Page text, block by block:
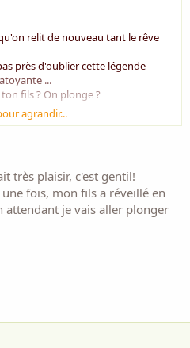
relit de nouveau tant le rêve
près d'oublier cette légende
...
fils ? On plonge ?
marines !
agrandir...
très plaisir, c'est gentil!
fois, mon fils a réveillé en
attendant je vais aller plonger